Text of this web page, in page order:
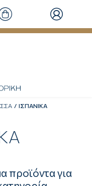
ΙΣΠΑΝΙΚΑ
προϊόντα για